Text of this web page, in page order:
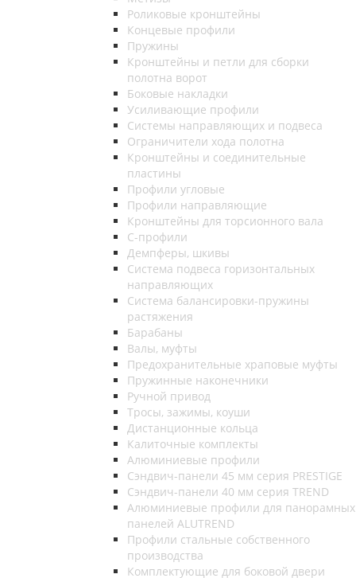
Роликовые кронштейны
Концевые профили
Пружины
Кронштейны и петли для сборки
полотна ворот
Боковые накладки
Усиливающие профили
Системы направляющих и подвеса
Ограничители хода полотна
Кронштейны и соединительные
пластины
Профили угловые
Профили направляющие
Кронштейны для торсионного вала
С-профили
Демпферы, шкивы
Система подвеса горизонтальных
направляющих
Система балансировки-пружины
растяжения
Барабаны
Валы, муфты
Предохранительные храповые муфты
Пружинные наконечники
Ручной привод
Тросы, зажимы, коуши
Дистанционные кольца
Калиточные комплекты
Алюминиевые профили
Сэндвич-панели 45 мм серия PRESTIGE
Сэндвич-панели 40 мм серия TREND
Алюминиевые профили для панорамных
панелей ALUTREND
Профили стальные собственного
производства
Комплектующие для боковой двери